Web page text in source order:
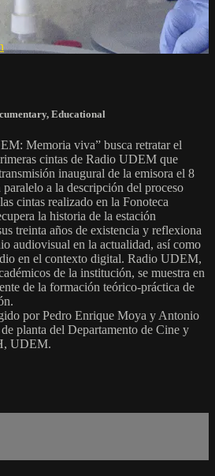
, Educational
Memoria viva” busca retratar el
cintas de Radio UDEM que
inaugural de la emisora el 8
a la descripción del proceso
cintas realizado en la Fonoteca
la historia de la estación
treinta años de existencia y reflexiona
audiovisual en la actualidad, así como
en el contexto digital. Radio UDEM,
de la institución, se muestra en
de la formación teórico-práctica de
por Pedro Enrique Moya y Antonio
planta del Departamento de Cine y
UDEM.